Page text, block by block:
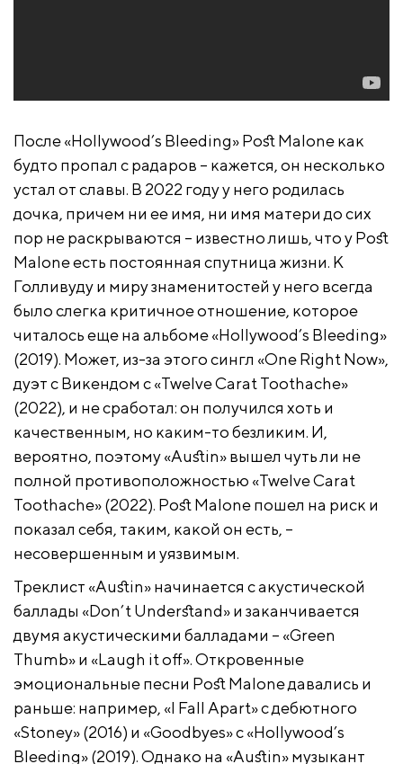
После «Hollywood’s Bleeding» Post Malone как
будто пропал с радаров – кажется, он несколько
устал от славы. В 2022 году у него родилась
дочка, причем ни ее имя, ни имя матери до сих
пор не раскрываются – известно лишь, что у Post
Malone есть постоянная спутница жизни. К
Голливуду и миру знаменитостей у него всегда
было слегка критичное отношение, которое
читалось еще на альбоме «Hollywood’s Bleeding»
(2019). Может, из-за этого сингл «One Right Now»,
дуэт с Викендом с «Twelve Carat Toothache»
(2022), и не сработал: он получился хоть и
качественным, но каким-то безликим. И,
вероятно, поэтому «Austin» вышел чуть ли не
полной противоположностью «Twelve Carat
Toothache» (2022). Post Malone пошел на риск и
показал себя, таким, какой он есть, –
несовершенным и уязвимым.
Треклист «Austin» начинается с акустической
баллады «Don’t Understand» и заканчивается
двумя акустическими балладами – «Green
Thumb» и «Laugh it off». Откровенные
эмоциональные песни Post Malone давались и
раньше: например, «I Fall Apart» с дебютного
«Stoney» (2016) и «Goodbyes» с «Hollywood’s
Bleeding» (2019). Однако на «Austin» музыкант